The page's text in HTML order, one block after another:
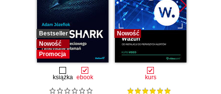
Bestseller
Nowość
Promocja
książka ebook
Nowość
kurs